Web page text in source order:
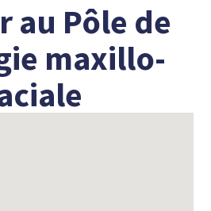
au Pôle de
maxillo-